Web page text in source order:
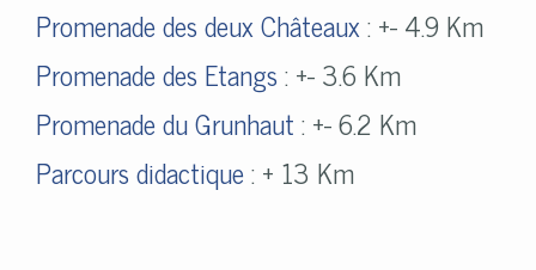
Promenade des deux Châteaux: +- 4.9 Km
Promenade des Etangs: +- 3.6 Km
Promenade du Grunhaut: +- 6.2 Km
Parcours didactique: + 13 Km